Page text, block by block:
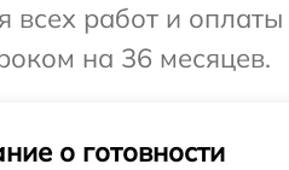
всех работ и
на 36 месяцев.
о готовности